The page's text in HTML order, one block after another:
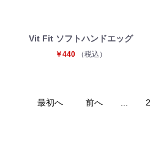
Vit Fit ソフトハンドエッグ
￥440 （税込）
最初へ 前へ ... 2